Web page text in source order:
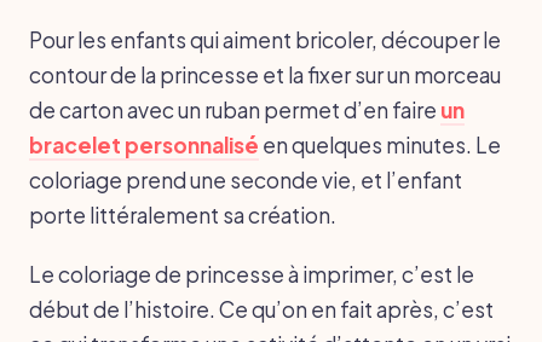
Pour les enfants qui aiment bricoler, découper le
contour de la princesse et la fixer sur un morceau
de carton avec un ruban permet d’en faire un
bracelet personnalisé en quelques minutes. Le
coloriage prend une seconde vie, et l’enfant
porte littéralement sa création.
Le coloriage de princesse à imprimer, c’est le
début de l’histoire. Ce qu’on en fait après, c’est